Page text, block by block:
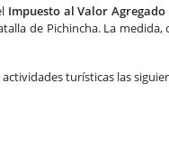
Impuesto al Valor Agregado
de Pichincha. La
turísticas las